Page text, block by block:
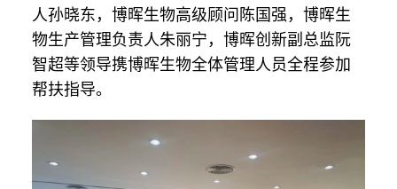
人孙晓东，博晖生物高级顾问陈国强，博晖生
物生产管理负责人朱丽宁，博晖创新副总监阮
智超等领导携博晖生物全体管理人员全程参加
帮扶指导。